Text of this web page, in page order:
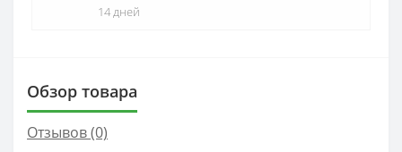
14 дней
Обзор товара
Отзывов (0)